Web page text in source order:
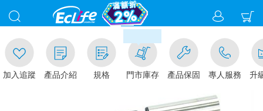
加入追蹤 產品介紹 規格
滿千元門市取貨現折1%(部分
門市庫存 產品保固 專人服務 升